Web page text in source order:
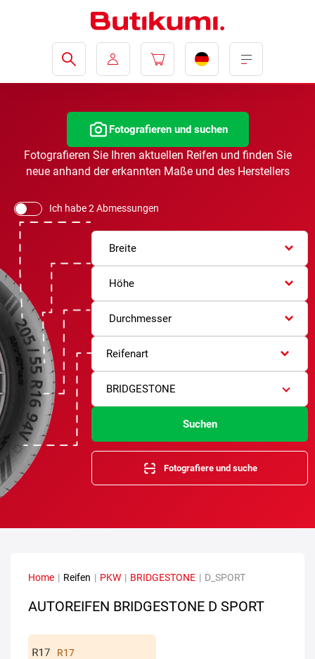
Fotografieren und suchen
Fotografieren Sie Ihren aktuellen Reifen und finden Sie
neue anhand der erkannten Maße und des Herstellers
Ich habe 2 Abmessungen
Breite
Höhe
Durchmesser
Reifenart
BRIDGESTONE
Suchen
Fotografiere und suche
Home | Reifen | PKW | BRIDGESTONE | D_SPORT
AUTOREIFEN BRIDGESTONE D SPORT
R17